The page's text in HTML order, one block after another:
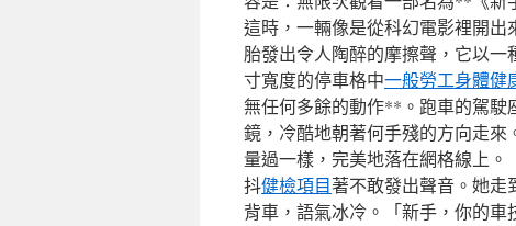
這時，一輛像是從科幻電影裡開
胎發出令人陶醉的摩擦聲，它以
寸寬度的停車格中一般勞工身體健
無任何多餘的動作**。跑車的駕駛
鏡，冷酷地朝著何手殘的方向走來
量過一樣，完美地落在網格線上
抖健檢項目著不敢發出聲音。她走
背車，語氣冰冷。「新手，你的車